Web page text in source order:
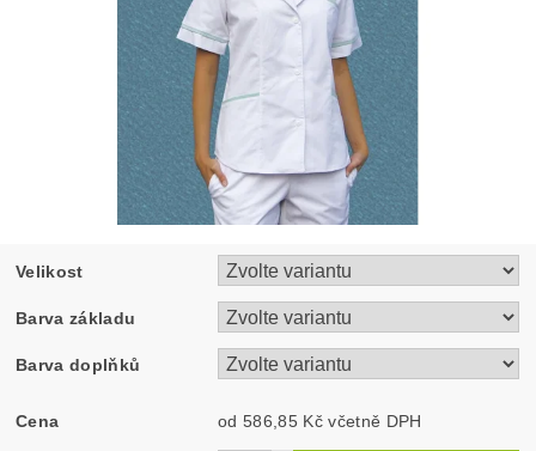
Velikost
Barva základu
Barva doplňků
Cena od 586,85 Kčvčetně DPH